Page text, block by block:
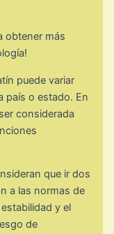
obtener más
puede variar
país o estado. En
considerada
que ir dos
a las normas de
y el
de